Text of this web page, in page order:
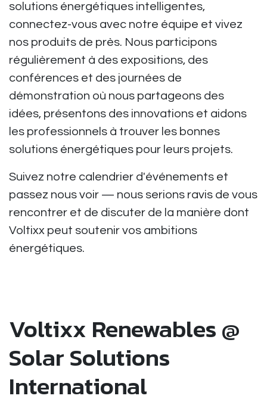
solutions énergétiques intelligentes,
connectez-vous avec notre équipe et vivez
nos produits de près. Nous participons
régulièrement à des expositions, des
conférences et des journées de
démonstration où nous partageons des
idées, présentons des innovations et aidons
les professionnels à trouver les bonnes
solutions énergétiques pour leurs projets.
Suivez notre calendrier d'événements et
passez nous voir — nous serions ravis de vous
rencontrer et de discuter de la manière dont
Voltixx peut soutenir vos ambitions
énergétiques.
Voltixx Renewables @
Solar Solutions
International